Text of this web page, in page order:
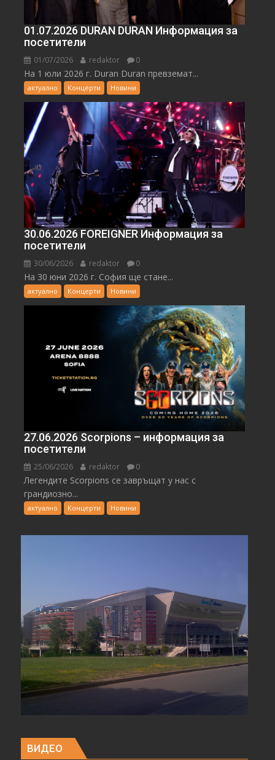
01.07.2026 DURAN DURAN Информация за
посетители
01/07/2026 redaktor 0
На 1 юли 2026 г. Duran Duran превземат...
актуално Концерти Новини
30.06.2026 FOREIGNER Информация за
посетители
30/06/2026 redaktor 0
На 30 юни 2026 г. София ще стане...
актуално Концерти Новини
27.06.2026 Scorpions – информация за
посетители
25/06/2026 redaktor 0
Легендите Scorpions се завръщат у нас с
грандиозно...
актуално Концерти Новини
ВИДЕО